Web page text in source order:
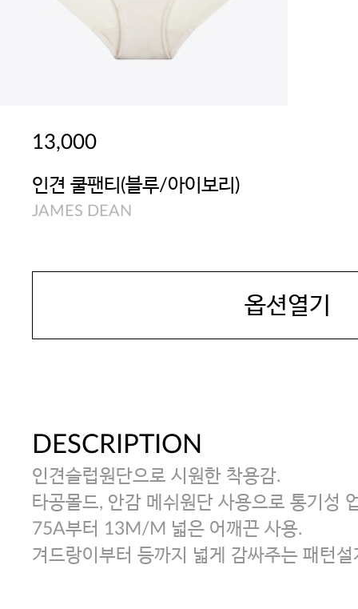
13,000
인견 쿨팬티(블루/아이보리)
JAMES DEAN
옵션열기
DESCRIPTION
인견슬럽원단으로 시원한 착용감.
타공몰드, 안감 메쉬원단 사용으로 통기성
75A부터 13M/M 넓은 어깨끈 사용.
겨드랑이부터 등까지 넓게 감싸주는 패턴설